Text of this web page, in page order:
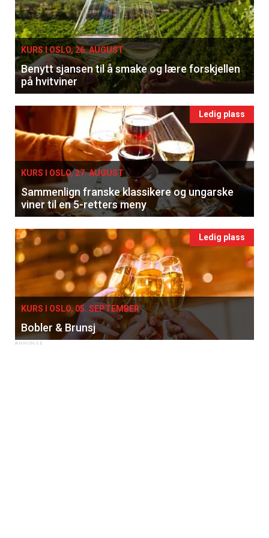
KURS I OSLO, 26. AUGUST
Benytt sjansen til å smake og lære forskjellen
på hvitviner
Ledig plass
KURS I OSLO, 27. AUGUST
Sammenlign franske klassikere og ungarske
viner til en 5-retters meny
Ledig plass
KURS I OSLO, 05. SEPTEMBER
Bobler & Brunsj